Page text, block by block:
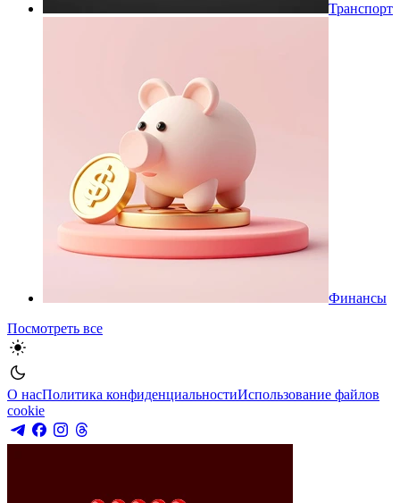
Транспорт
Финансы
Посмотреть все
О насПолитика конфиденциальностиИспользование файлов
cookie